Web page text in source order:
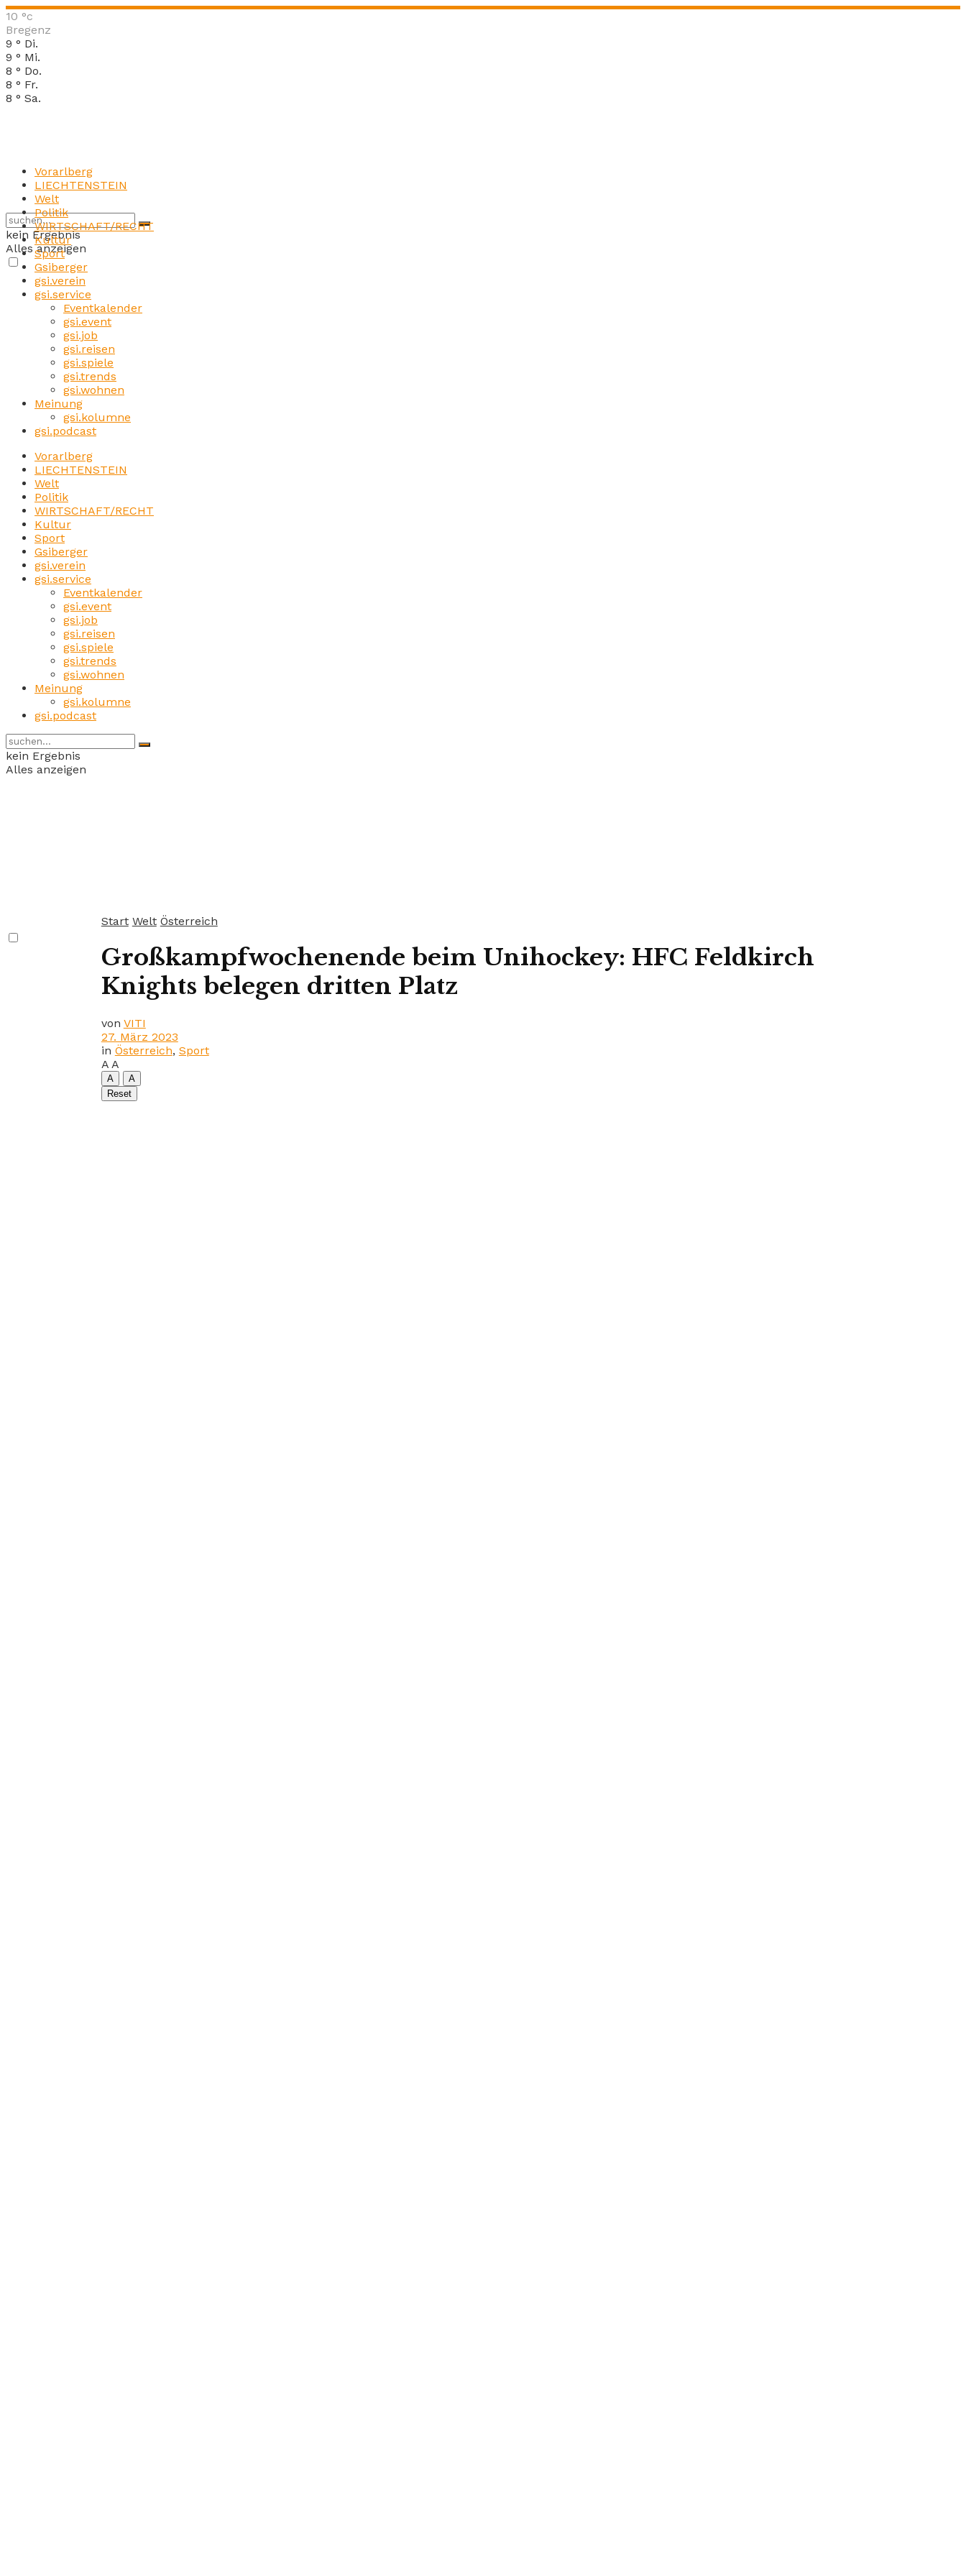
10 °c
Bregenz
9 ° Di.
9 ° Mi.
8 ° Do.
8 ° Fr.
8 ° Sa.
kein Ergebnis
Alles anzeigen
Vorarlberg
LIECHTENSTEIN
Welt
Politik
WIRTSCHAFT/RECHT
Kultur
Sport
Gsiberger
gsi.verein
gsi.service
Eventkalender
gsi.event
gsi.job
gsi.reisen
gsi.spiele
gsi.trends
gsi.wohnen
Meinung
gsi.kolumne
gsi.podcast
Vorarlberg
LIECHTENSTEIN
Welt
Politik
WIRTSCHAFT/RECHT
Kultur
Sport
Gsiberger
gsi.verein
gsi.service
Eventkalender
gsi.event
gsi.job
gsi.reisen
gsi.spiele
gsi.trends
gsi.wohnen
Meinung
gsi.kolumne
gsi.podcast
kein Ergebnis
Alles anzeigen
Start Welt Österreich
Großkampfwochenende beim Unihockey: HFC Feldkirch
Knights belegen dritten Platz
von VITI
27. März 2023
in Österreich, Sport
A A
A
A
Reset